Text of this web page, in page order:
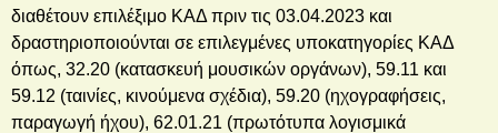
διαθέτουν επιλέξιμο ΚΑΔ πριν τις 03.04.2023 και
δραστηριοποιούνται σε επιλεγμένες υποκατηγορίες ΚΑΔ
όπως, 32.20 (κατασκευή μουσικών οργάνων), 59.11 και
59.12 (ταινίες, κινούμενα σχέδια), 59.20 (ηχογραφήσεις,
παραγωγή ήχου), 62.01.21 (πρωτότυπα λογισμικά